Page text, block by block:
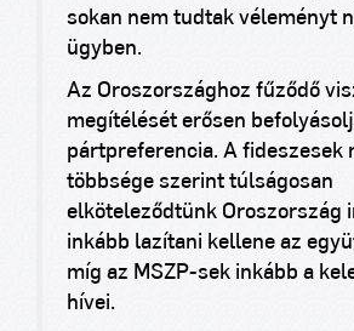
sokan nem tudtak véleményt
ügyben.
Az Oroszországhoz fűződő
megítélését erősen
pártpreferencia. A fideszesek
többsége szerint túlságosan
elköteleződtünk Oroszország
inkább lazítani kellene az
míg az MSZP-sek inkább a
hívei.